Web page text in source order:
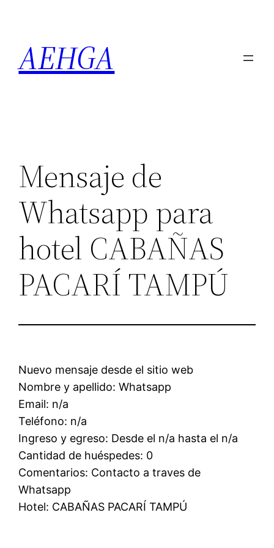
contenido
AEHGA
Mensaje de
Whatsapp para
hotel CABAÑAS
PACARÍ TAMPÚ
Nuevo mensaje desde el sitio web
Nombre y apellido: Whatsapp
Email: n/a
Teléfono: n/a
Ingreso y egreso: Desde el n/a hasta el n/a
Cantidad de huéspedes: 0
Comentarios: Contacto a traves de
Whatsapp
Hotel: CABAÑAS PACARÍ TAMPÚ